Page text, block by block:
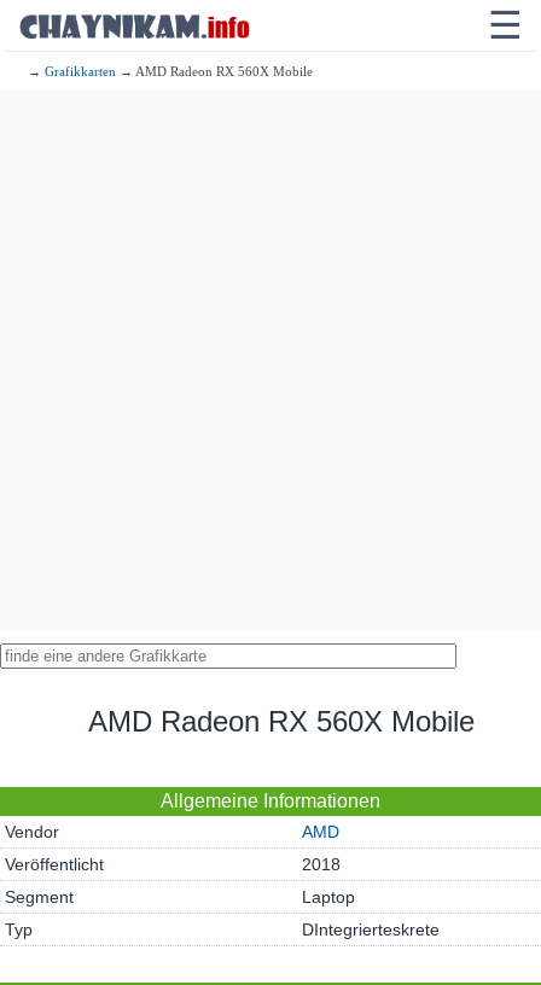
☰
→Grafikkarten → AMD Radeon RX 560X Mobile
AMD Radeon RX 560X Mobile
Allgemeine Informationen
Vendor
AMD
Veröffentlicht
2018
Segment
Laptop
Typ
DIntegrierteskrete